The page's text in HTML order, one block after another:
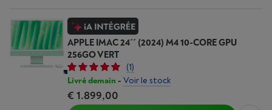
APPLE IMAC 24´´ (2024) M4 10-CORE GPU
256GO VERT
(1)
Livré demain - Voir le stock
€ 1.899,00